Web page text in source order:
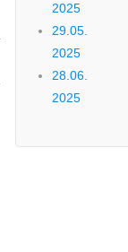
2025
29.05.
2025
28.06.
2025